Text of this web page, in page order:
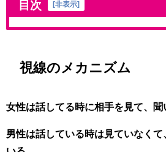
目次 [非表示]
視線のメカニズム
女性は話してる時に相手を見て、聞
男性は話している時は見ていなく